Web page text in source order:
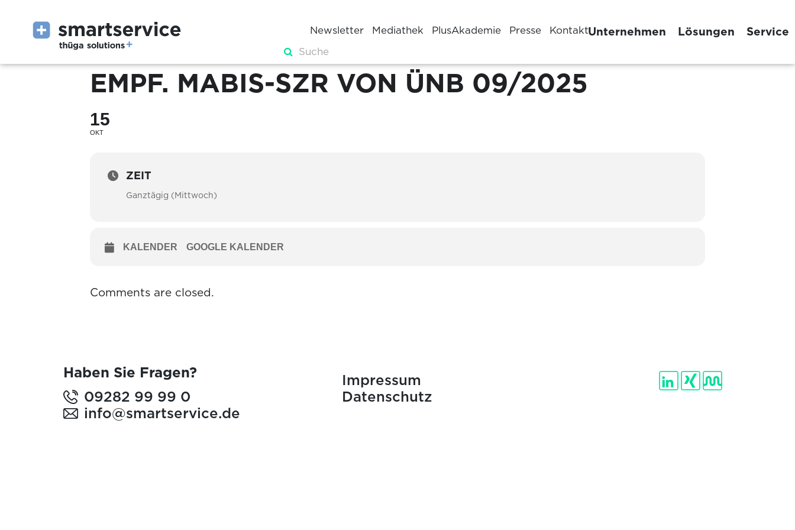
Newsletter Mediathek PlusAkademie Presse KontaktUnternehmen Lösungen Service
EMPF. MABIS-SZR VON ÜNB 09/2025
15
OKT
ZEIT
Ganztägig (Mittwoch)
KALENDER GOOGLE KALENDER
Comments are closed.
Haben Sie Fragen?
09282 99 99 0
info@smartservice.de
Impressum
Datenschutz